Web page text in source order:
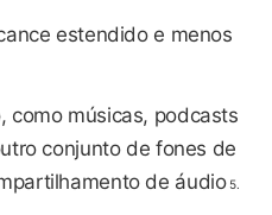
estendido e menos
como músicas, podcasts
conjunto de fones de
de áudio5.